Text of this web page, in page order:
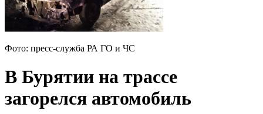
Фото: пресс-служба РА ГО и ЧС
В Бурятии на трассе
загорелся автомобиль